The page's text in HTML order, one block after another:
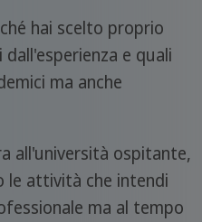
hai scelto proprio
e quali
ma anche
all'università ospitante,
le attività che intendi
ma al tempo